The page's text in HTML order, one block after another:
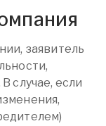
заявитель
случае, если